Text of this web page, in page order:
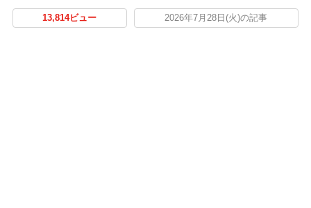
13,814ビュー 2026年7月28日(火)の記事